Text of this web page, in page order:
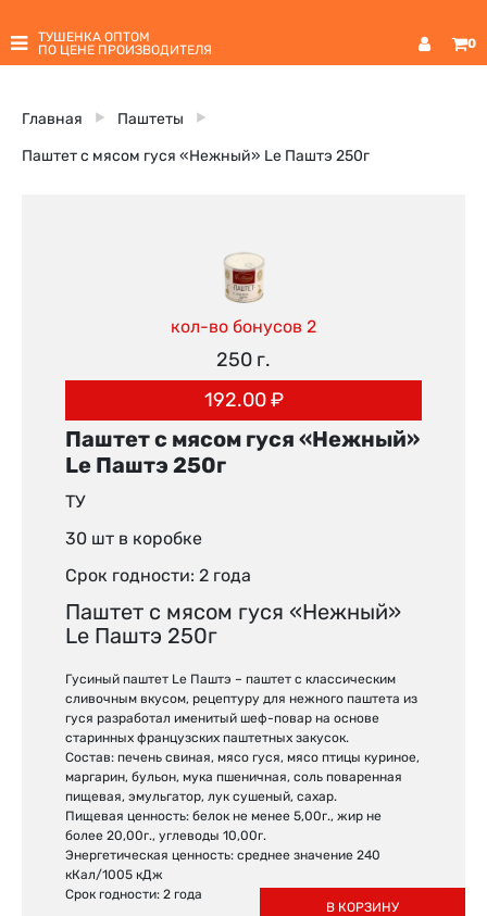
ТУШЕНКА ОПТОМ
ПО ЦЕНЕ ПРОИЗВОДИТЕЛЯ
0
Главная Паштеты
Паштет с мясом гуся «Нежный» Lе Паштэ 250г
кол-во бонусов 2
250 г.
192.00₽
Паштет с мясом гуся «Нежный»
Lе Паштэ 250г
ТУ
30 шт в коробке
Срок годности: 2 года
Паштет с мясом гуся «Нежный»
Lе Паштэ 250г
Гусиный паштет Le Паштэ – паштет с классическим
сливочным вкусом, рецептуру для нежного паштета из
гуся разработал именитый шеф-повар на основе
старинных французских паштетных закусок.
Состав: печень свиная, мясо гуся, мясо птицы куриное,
маргарин, бульон, мука пшеничная, соль поваренная
пищевая, эмульгатор, лук сушеный, сахар.
Пищевая ценность: белок не менее 5,00г., жир не
более 20,00г., углеводы 10,00г.
Энергетическая ценность: среднее значение 240
кКал/1005 кДж
Срок годности: 2 года
В КОРЗИНУ